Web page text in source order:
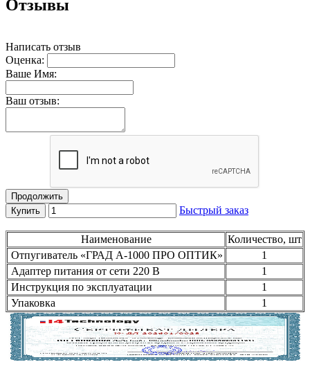
Отзывы
Написать отзыв
Оценка:
Ваше Имя:
Ваш отзыв:
Продолжить
Купить
Быстрый заказ
Наименование
Количество, шт
Отпугиватель «ГРАД А-1000 ПРО ОПТИК»
1
Адаптер питания от сети 220 В
1
Инструкция по эксплуатации
1
Упаковка
1